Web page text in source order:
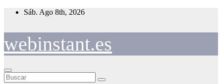
Saltar
Sáb. Ago 8th, 2026
webinstant.es